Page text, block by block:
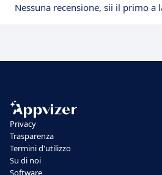
Nessuna recensione, sii il primo a
Privacy
Trasparenza
Termini d'utilizzo
Su di noi
Software